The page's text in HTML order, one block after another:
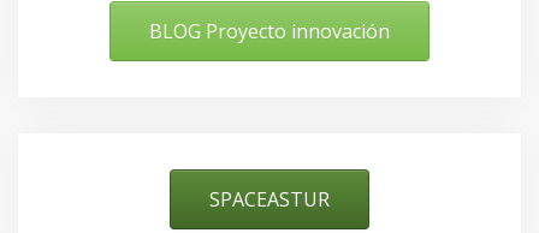
BLOG Proyecto innovación
SPACEASTUR